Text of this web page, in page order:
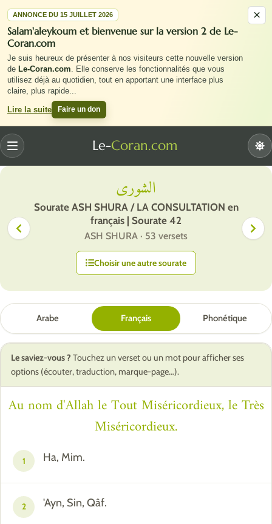
×
ANNONCE DU 15 JUILLET 2026
Salam'aleykoum et bienvenue sur la version 2 de Le-
Coran.com
Je suis heureux de présenter à nos visiteurs cette nouvelle version
de Le-Coran.com. Elle conserve les fonctionnalités que vous
utilisez déjà au quotidien, tout en apportant une interface plus
claire, plus rapide...
Lire la suite Faire un don
Le-Coran.com
Menu
الشورى
Sourate ASH SHURA / LA CONSULTATION en
français | Sourate 42
ASH SHURA · 53 versets
Choisir une autre sourate
Arabe Français Phonétique
Le saviez-vous ? Touchez un verset ou un mot pour afficher ses
options (écouter, traduction, marque-page…).
Au nom d'Allah le Tout Miséricordieux, le Très
Miséricordieux.
1 Ha, Mim.
2 'Ayn, Sin, Qâf.